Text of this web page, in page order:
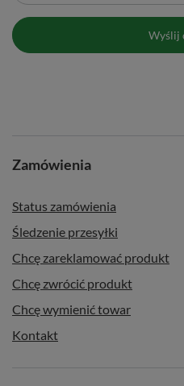
Wyślij
Zamówienia
Status zamówienia
Śledzenie przesyłki
Chcę zareklamować produkt
Chcę zwrócić produkt
Chcę wymienić towar
Kontakt